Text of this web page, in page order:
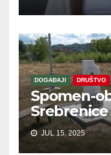
DOGAĐAJI DRUŠTVO
Spomen-
JUL 15, 2025